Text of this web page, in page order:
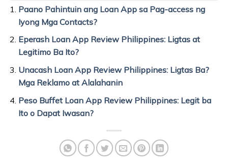
Paano Pahintuin ang Loan App sa Pag-access ng
Iyong Mga Contacts?
Eperash Loan App Review Philippines: Ligtas at
Legitimo Ba Ito?
Unacash Loan App Review Philippines: Ligtas Ba?
Mga Reklamo at Alalahanin
Peso Buffet Loan App Review Philippines: Legit ba
Ito o Dapat Iwasan?